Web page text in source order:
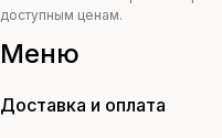
доступным ценам.
Меню
Доставка и оплата